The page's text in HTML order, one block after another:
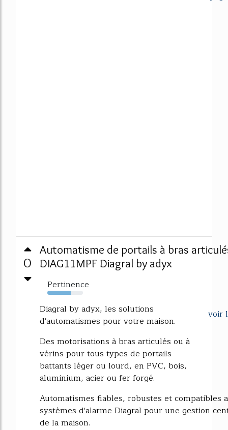
0
Automatisme de portails à bras
DIAG11MPF Diagral by adyx
Pertinence
65%
voir
Diagral by adyx, les solutions
d'automatismes pour votre maison.
Des motorisations à bras articulés ou à
vérins pour tous types de portails
battants léger ou lourd, en PVC, bois,
aluminium, acier ou fer forgé.
Automatismes fiables, robustes et compatibles
systèmes d'alarme Diagral pour une gestion
de la maison.